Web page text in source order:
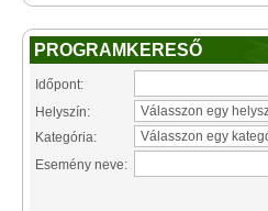
PROGRAMKERESŐ
Időpont:
Helyszín:
Kategória:
Esemény neve: